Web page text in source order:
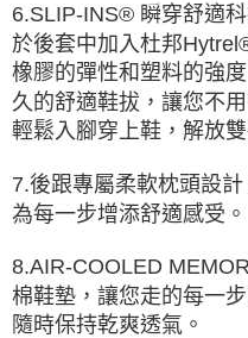
6.SLIP-INS® 瞬穿舒適
於後套中加入杜邦
橡膠的彈性和塑料的強
久的舒適鞋拔，讓您不
輕鬆入腳穿上鞋，解放
7.後跟專屬柔軟枕頭設
為每一步增添舒適感受。
8.AIR-COOLED
棉鞋墊，讓您走的每一
隨時保持乾爽透氣。